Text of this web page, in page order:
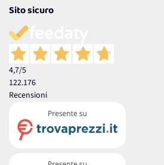
Sito sicuro
4,7/5
122.176
Recensioni